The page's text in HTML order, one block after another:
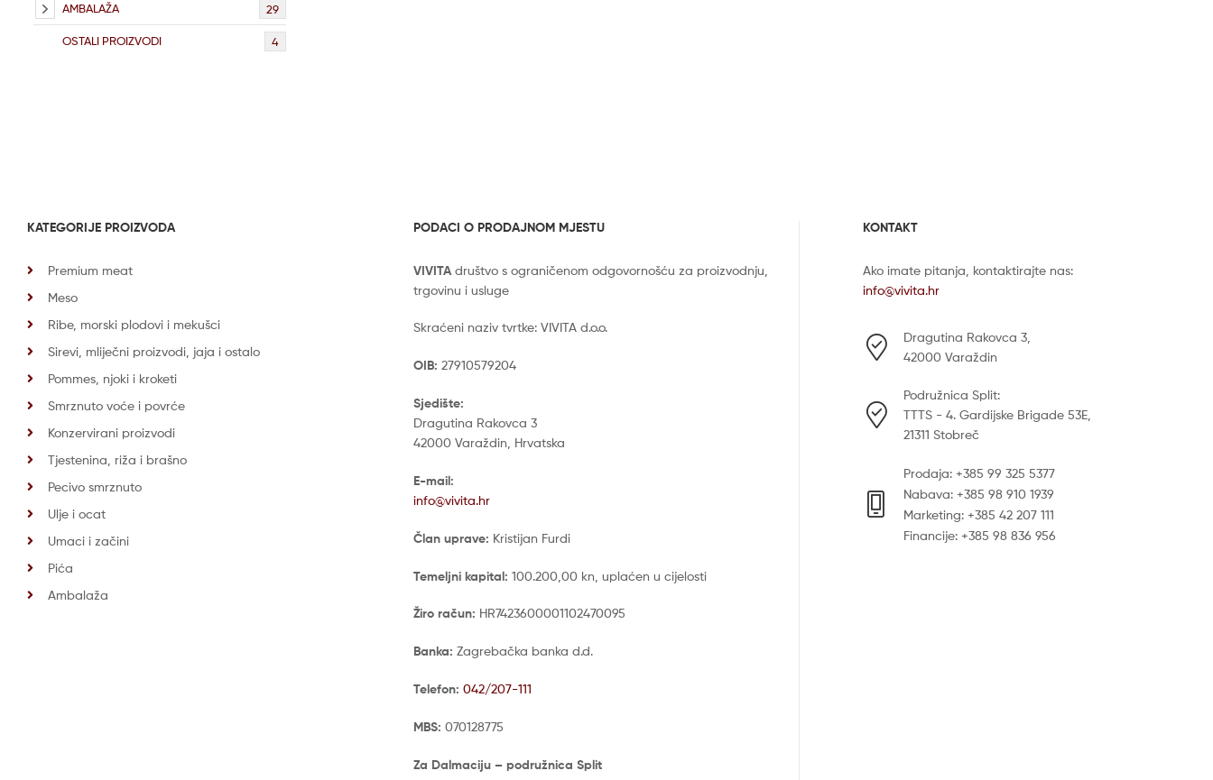
AMBALAŽA 29
OSTALI PROIZVODI 4
KATEGORIJE PROIZVODA
Premium meat
Meso
Ribe, morski plodovi i mekušci
Sirevi, mliječni proizvodi, jaja i ostalo
Pommes, njoki i kroketi
Smrznuto voće i povrće
Konzervirani proizvodi
Tjestenina, riža i brašno
Pecivo smrznuto
Ulje i ocat
Umaci i začini
Pića
Ambalaža
PODACI O PRODAJNOM MJESTU
VIVITAdruštvo s ograničenom odgovornošću za proizvodnju,
trgovinu i usluge
Skraćeni naziv tvrtke: VIVITA d.o.o.
OIB: 27910579204
Sjedište:
Dragutina Rakovca 3
42000 Varaždin, Hrvatska
E-mail:
info@vivita.hr
Član uprave: Kristijan Furdi
Temeljni kapital: 100.200,00 kn, uplaćen u cijelosti
Žiro račun: HR7423600001102470095
Banka: Zagrebačka banka d.d.
Telefon: 042/207-111
MBS: 070128775
Za Dalmaciju – podružnica Split
KONTAKT
Ako imate pitanja, kontaktirajte nas:
info@vivita.hr
Dragutina Rakovca 3,
42000 Varaždin
Podružnica Split:
TTTS - 4. Gardijske Brigade 53E,
21311 Stobreč
Prodaja: +385 99 325 5377
Nabava: +385 98 910 1939
Marketing: +385 42 207 111
Financije: +385 98 836 956